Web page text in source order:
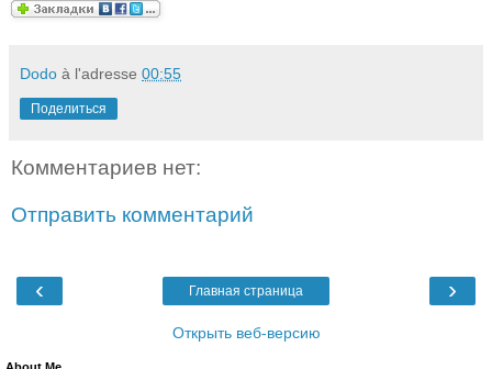
Dodo à l'adresse 00:55
Поделиться
Комментариев нет:
Отправить комментарий
‹ ›
Главная страница
Открыть веб-версию